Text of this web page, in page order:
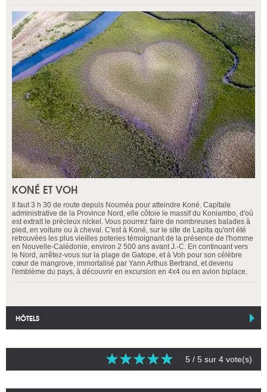
KONÉ ET VOH
Il faut 3 h 30 de route depuis Nouméa pour atteindre Koné. Capitale
administrative de la Province Nord, elle côtoie le massif du Koniambo, d'où
est extrait le précieux nickel. Vous pourrez faire de nombreuses balades à
pied, en voiture ou à cheval. C'est à Koné, sur le site de Lapita qu'ont été
retrouvées les plus vieilles poteries témoignant de la présence de l'homme
en Nouvelle-Calédonie, environ 2 500 ans avant J.-C. En continuant vers
le Nord, arrêtez-vous sur la plage de Gatope, et à Voh pour son célèbre
cœur de mangrove, immortalisé par Yann Arthus Bertrand, et devenu
l'emblème du pays, à découvrir en excursion en 4x4 ou en avion biplace.
HÔTELS
5 / 5 sur 4 vote(s)